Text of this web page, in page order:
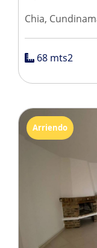
Chia,
68 mts2
Arriendo